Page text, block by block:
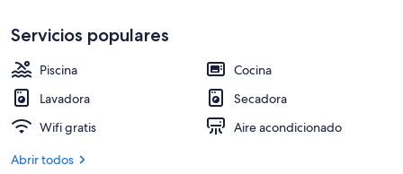
(VUT-
007277)
Servicios populares
Piscina
Cocina
Lavadora
Secadora
Wifi gratis
Aire acondicionado
Abrir todos